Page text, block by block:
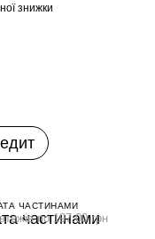
знижки
ЧАСТИНАМИ
по 197.00 грн